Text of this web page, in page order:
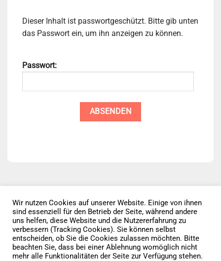
Dieser Inhalt ist passwortgeschützt. Bitte gib unten
das Passwort ein, um ihn anzeigen zu können.
Passwort:
Datenschutz AGB Impressum
Vertrag widerrufen
Wir nutzen Cookies auf unserer Website. Einige von ihnen
sind essenziell für den Betrieb der Seite, während andere
uns helfen, diese Website und die Nutzererfahrung zu
verbessern (Tracking Cookies). Sie können selbst
entscheiden, ob Sie die Cookies zulassen möchten. Bitte
beachten Sie, dass bei einer Ablehnung womöglich nicht
mehr alle Funktionalitäten der Seite zur Verfügung stehen.